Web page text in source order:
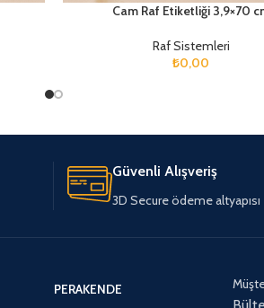
Cam Raf Etiketliği 3,9×70
Raf Sistemleri
₺0,00
Güvenli Alışveriş
3D Secure ödeme altyapısı
PERAKENDE